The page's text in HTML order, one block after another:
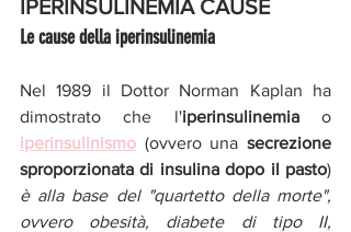
IPERINSULINEMIA CAUSE
Le cause della iperinsulinemia
Nel 1989 il Dottor Norman Kaplan ha
dimostrato che l'iperinsulinemia
iperinsulinismo (ovvero una secrezione
sproporzionata di insulina dopo il pasto
è alla base del "quartetto della morte",
ovvero obesità, diabete di tipo II,